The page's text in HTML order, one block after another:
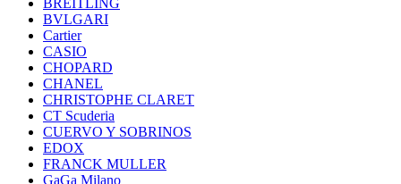
BREITLING
BVLGARI
Cartier
CASIO
CHOPARD
CHANEL
CHRISTOPHE CLARET
CT Scuderia
CUERVO Y SOBRINOS
EDOX
FRANCK MULLER
GaGa Milano